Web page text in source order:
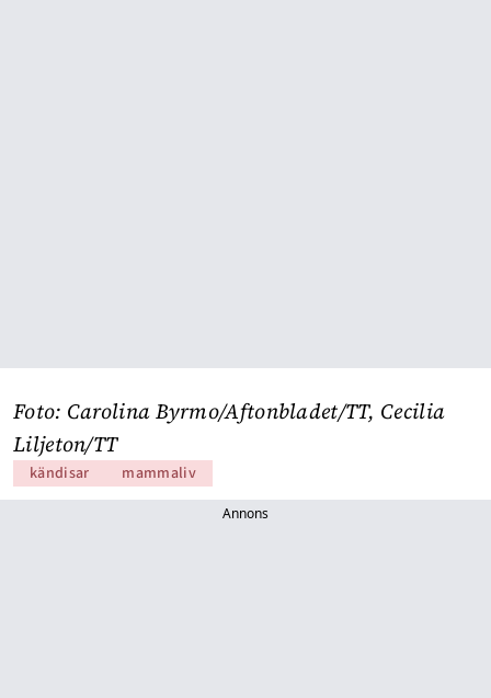
Foto: Carolina Byrmo/Aftonbladet/TT, Cecilia
Liljeton/TT
kändisar mammaliv
Annons